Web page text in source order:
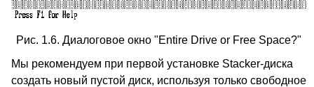
Рис. 1.6. Диалоговое окно "Entire Drive or Free Space?"
Мы рекомендуем при первой установке Stacker-диска
создать новый пустой диск, используя только свободное